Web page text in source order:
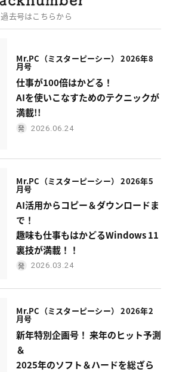
過去号はこちらから
Mr.PC（ミスターピーシー） 2026年8
月号
仕事が100倍はかどる！
AIを使いこなすためのテクニックが
満載!!
2026.06.24
Mr.PC（ミスターピーシー） 2026年5
月号
AI活用からコピー＆ダウンロードま
で！
趣味も仕事もはかどるWindows 11
裏技が満載！！
2026.03.24
Mr.PC（ミスターピーシー） 2026年2
月号
新年特別企画号！ 来年のヒット予測
＆
2025年のソフト＆ハードを総ざら